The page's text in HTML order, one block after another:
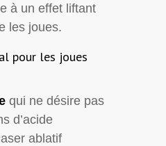
à un effet liftant
les joues.
pour les joues
qui ne désire pas
d’acide
ablatif